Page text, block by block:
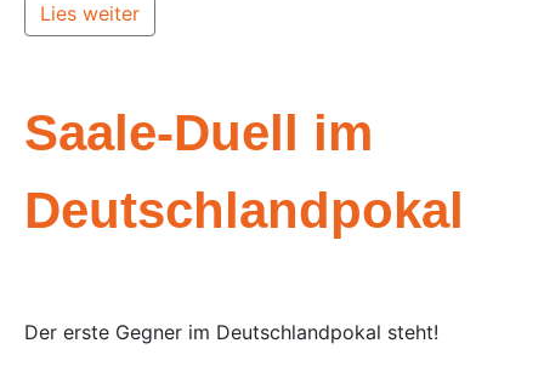
Lies weiter
Saale-Duell im
Deutschlandpokal
Der erste Gegner im Deutschlandpokal steht!